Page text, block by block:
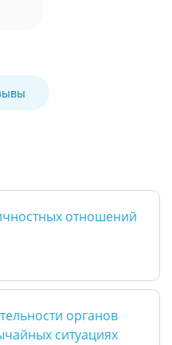
отношений
органов
ситуациях